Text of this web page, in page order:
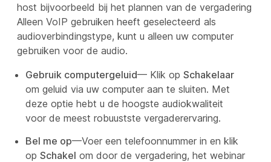
host bijvoorbeeld bij het plannen van de vergadering
Alleen VoIP gebruiken heeft geselecteerd als
audioverbindingstype, kunt u alleen uw computer
gebruiken voor de audio.
Gebruik computergeluid— Klik op Schakelaar
om geluid via uw computer aan te sluiten. Met
deze optie hebt u de hoogste audiokwaliteit
voor de meest robuustste vergaderervaring.
Bel me op—Voer een telefoonnummer in en klik
op Schakel om door de vergadering, het webinar